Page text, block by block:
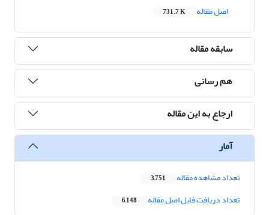
اصل مقاله
731.7 K
سابقه مقاله
هم رسانی
ارجاع به این مقاله
آمار
تعداد مشاهده مقاله 3,751
تعداد دریافت فایل اصل مقاله 6,148